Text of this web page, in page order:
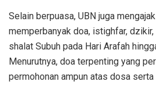
Selain berpuasa, UBN juga
memperbanyak doa, istighfar,
shalat Subuh pada Hari Arafah
Menurutnya, doa terpenting yang
permohonan ampun atas dosa